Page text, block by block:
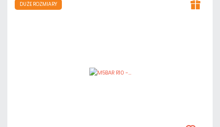
DUŻE ROZMIARY